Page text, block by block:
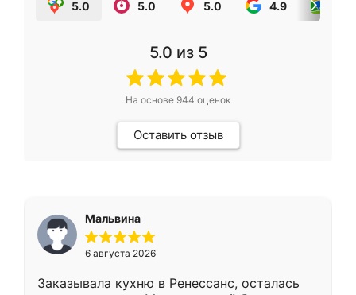
5.0 5.0 5.0 4.9
5.0 из 5
На основе 944 оценок
Оставить отзыв
Мальвина
6 августа 2026
Заказывала кухню в Ренессанс, осталась